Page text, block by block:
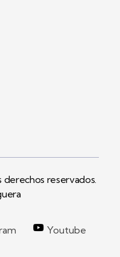
reservados.
Youtube